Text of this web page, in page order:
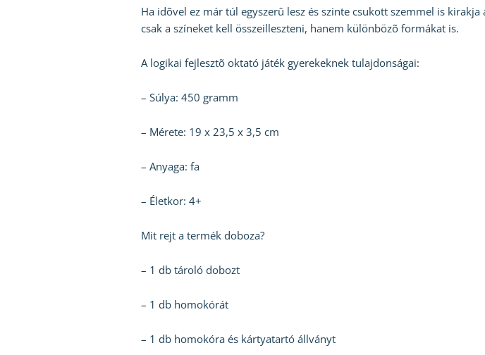
Ha idõvel ez már túl egyszerû lesz és szinte csukott szemmel is
csak a színeket kell összeilleszteni, hanem különbözõ formákat is.
A logikai fejlesztõ oktató játék gyerekeknek tulajdonságai:
– Súlya: 450 gramm
– Mérete: 19 x 23,5 x 3,5 cm
– Anyaga: fa
– Életkor: 4+
Mit rejt a termék doboza?
– 1 db tároló dobozt
– 1 db homokórát
– 1 db homokóra és kártyatartó állványt